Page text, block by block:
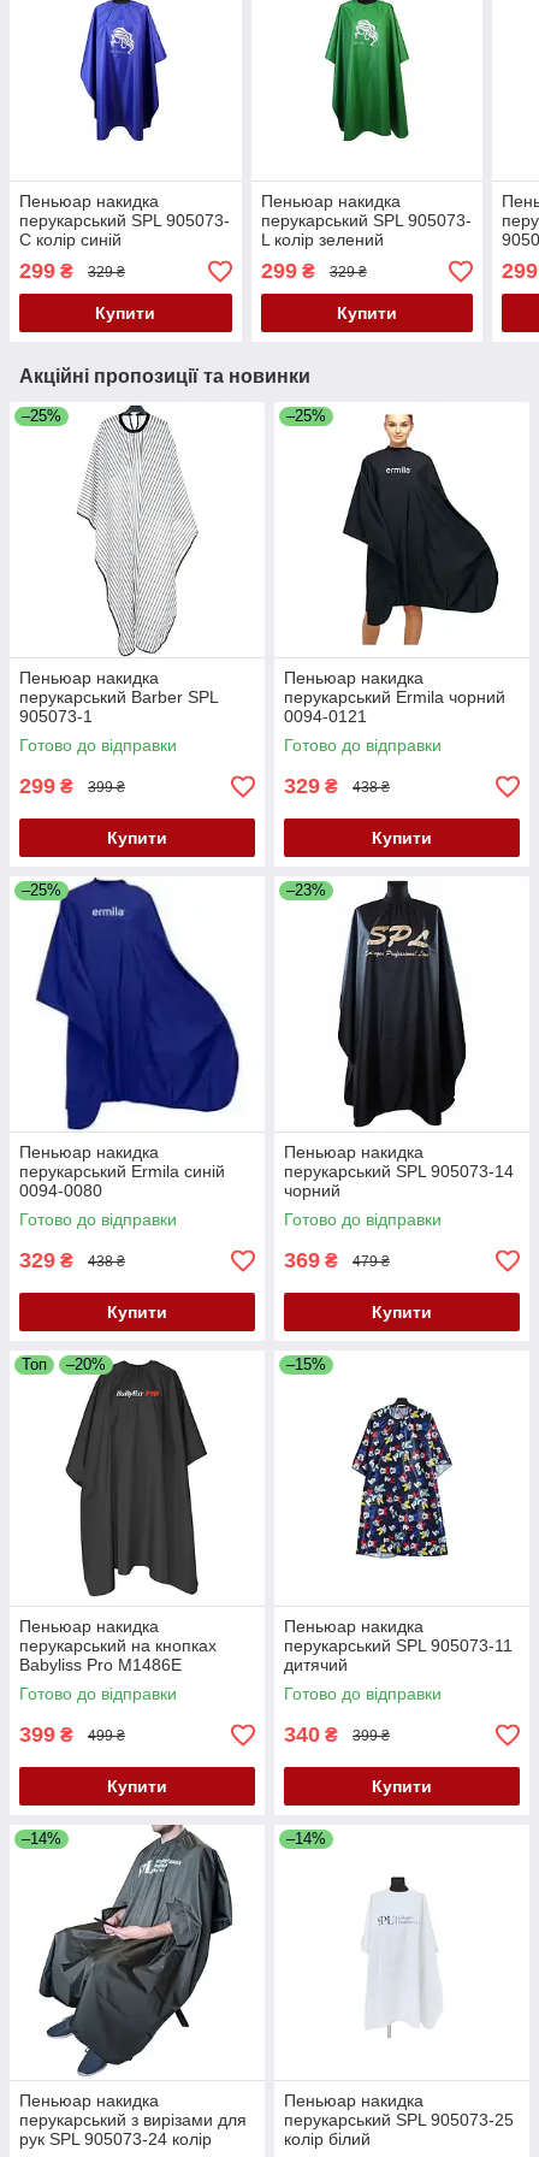
Пеньюар накидка
перукарський SPL 905073-
C колір синій
299 ₴ 329 ₴
Купити
Пеньюар накидка
перукарський SPL 905073-
L колір зелений
299₴ 329 ₴
Купити
299
Акційні пропозиції та новинки
–25%
Пеньюар накидка
перукарський Barber SPL
905073-1
Готово до відправки
299 ₴ 399 ₴
Купити
–25%
Пеньюар накидка
перукарський Ermila чорний
0094-0121
Готово до відправки
329 ₴ 438 ₴
Купити
–25%
Пеньюар накидка
перукарський Ermila синій
0094-0080
Готово до відправки
329 ₴ 438 ₴
Купити
–23%
Пеньюар накидка
перукарський SPL 905073-14
чорний
Готово до відправки
369 ₴ 479 ₴
Купити
Топ –20%
Пеньюар накидка
перукарський на кнопках
Babyliss Pro M1486E
Готово до відправки
399 ₴ 499 ₴
Купити
–15%
Пеньюар накидка
перукарський SPL 905073-11
дитячий
Готово до відправки
340 ₴ 399 ₴
Купити
–14%
Пеньюар накидка
перукарський з вирізами для
рук SPL 905073-24 колір
–14%
Пеньюар накидка
перукарський SPL 905073-25
колір білий